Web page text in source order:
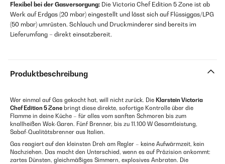
Flexibel bei der Gasversorgung: Die Victoria Chef Edition 5 Zone ist ab
Werk auf Erdgas (20 mbar) eingestellt und lässt sich auf Flüssiggas/LPG
(50 mbar) umrüsten. Schlauch und Druckminderer sind bereits im
Lieferumfang – direkt einsatzbereit.
Produktbeschreibung
Wer einmal auf Gas gekocht hat, will nicht zurück. Die Klarstein Victoria
Chef Edition 5 Zone bringt diese direkte, sofortige Kontrolle über die
Flamme in deine Küche – für alles vom sanften Schmoren bis zum
knallheißen Wok-Garen. Fünf Brenner, bis zu 11.100 W Gesamtleistung,
Sabaf-Qualitätsbrenner aus Italien.
Gas reagiert auf den kleinsten Dreh am Regler – keine Aufwärmzeit, kein
Nachziehen. Das macht den Unterschied, wenn es auf Präzision ankommt:
zartes Dünsten, gleichmäßiges Simmern, explosives Anbraten. Die